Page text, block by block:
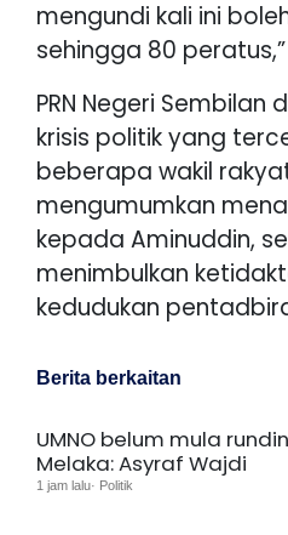
mengundi kali ini
sehingga 80
PRN Negeri Sembilan
krisis politik yang
beberapa wakil
mengumumkan
kepada Aminuddin,
menimbulkan
kedudukan
Berita berkaitan
UMNO belum mula
Melaka: Asyraf Wajdi
1 jam lalu· Politik